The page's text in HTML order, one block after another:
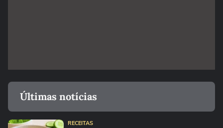
Últimas notícias
RECEITAS